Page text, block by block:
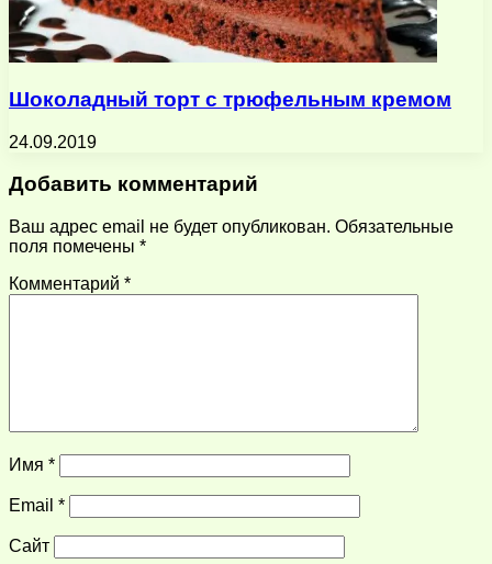
Шоколадный торт с трюфельным кремом
24.09.2019
Добавить комментарий
Ваш адрес email не будет опубликован. Обязательные
поля помечены *
Комментарий *
Имя *
Email *
Сайт